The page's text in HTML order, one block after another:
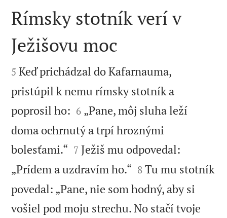

Rímsky stotník verí v
Ježišovu moc

5 Keď prichádzal do Kafarnauma,
pristúpil k nemu rímsky stotník a
poprosil ho: 

6 „Pane, môj sluha leží
doma ochrnutý a trpí hroznými
bolesťami.“ 

7 Ježiš mu odpovedal:
„Prídem a uzdravím ho.“ 

8 Tu mu stotník
povedal: „Pane, nie som hodný, aby si
vošiel pod moju strechu. No stačí tvoje